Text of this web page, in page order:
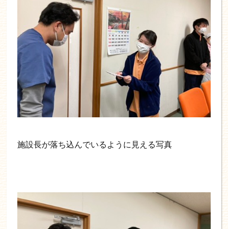
施設長が落ち込んでいるように見える写真